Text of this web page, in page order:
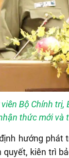
Bộ Chính
thức mới và
hướng phát
quyết, kiên trì